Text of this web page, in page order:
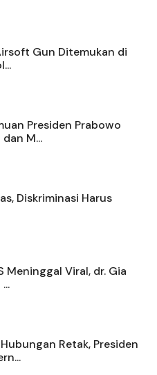
Gun Ditemukan di
Presiden Prabowo
M...
Diskriminasi Harus
Meninggal Viral, dr. Gia
Retak, Presiden